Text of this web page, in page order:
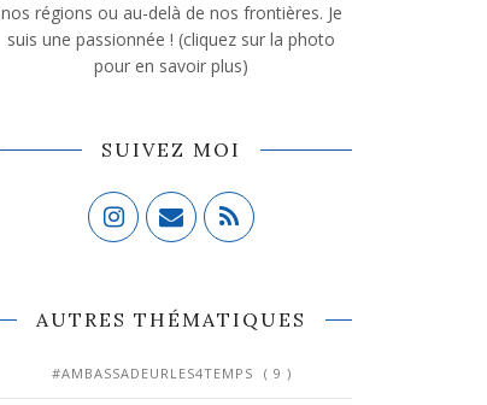
nos régions ou au-delà de nos frontières. Je
suis une passionnée ! (cliquez sur la photo
pour en savoir plus)
SUIVEZ MOI
AUTRES THÉMATIQUES
#AMBASSADEURLES4TEMPS ( 9 )